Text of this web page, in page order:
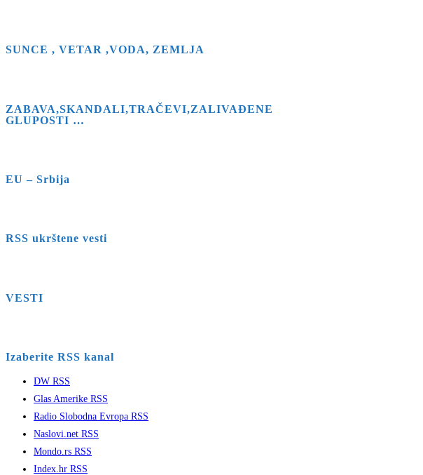
SUNCE , VETAR ,VODA, ZEMLJA
ZABAVA,SKANDALI,TRAČEVI,ZALIVAĐENE
GLUPOSTI …
EU – Srbija
RSS ukrštene vesti
VESTI
Izaberite RSS kanal
DW RSS
Glas Amerike RSS
Radio Slobodna Evropa RSS
Naslovi.net RSS
Mondo.rs RSS
Index.hr RSS